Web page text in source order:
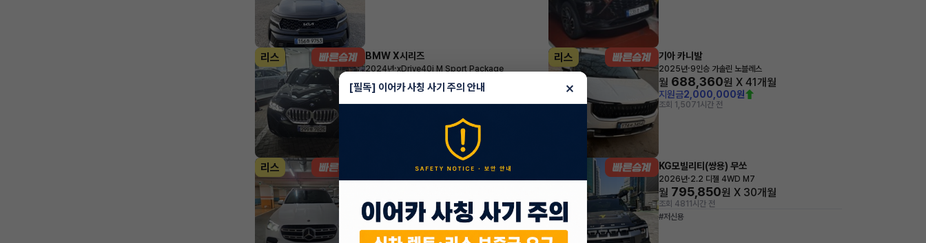
리스 BMW X시리즈
2024년·xDrive40i M Sport Package
월 1,713,990원 X29개월
지원금 10,000,000원
조회 1,8271시간 전
리스 기아 카니발
2025년·9인승 가솔린 노블레스
월 688,360원 X 41개월
지원금2,000,000원
조회 1,5071시간 전
리스 벤츠 GLE클래스
2026년·GLE 300d 4MATIC
지원금7,000,000원
조회 2411시간 전
KG모빌리티(쌍용) 무쏘
2026년·2.2 디젤 4WD M7
월 795,850원 X 30개월
조회 481 1시간 전
#저신용
[필독] 이어카 사칭 사기 주의 안내 ×